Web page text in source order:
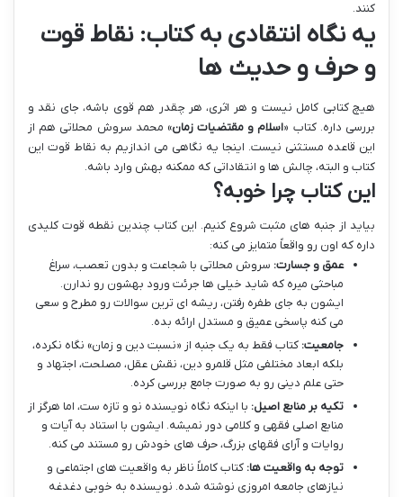
کنند.
یه نگاه انتقادی به کتاب: نقاط قوت
و حرف و حدیث ها
هیچ کتابی کامل نیست و هر اثری، هر چقدر هم قوی باشه، جای نقد و
بررسی داره. کتاب «اسلام و مقتضیات زمان» محمد سروش محلاتی هم از
این قاعده مستثنی نیست. اینجا یه نگاهی می اندازیم به نقاط قوت این
کتاب و البته، چالش ها و انتقاداتی که ممکنه بهش وارد باشه.
این کتاب چرا خوبه؟
بیاید از جنبه های مثبت شروع کنیم. این کتاب چندین نقطه قوت کلیدی
داره که اون رو واقعاً متمایز می کنه:
عمق و جسارت: سروش محلاتی با شجاعت و بدون تعصب، سراغ
مباحثی میره که شاید خیلی ها جرئت ورود بهشون رو ندارن.
ایشون به جای طفره رفتن، ریشه ای ترین سوالات رو مطرح و سعی
می کنه پاسخی عمیق و مستدل ارائه بده.
جامعیت: کتاب فقط به یک جنبه از «نسبت دین و زمان» نگاه نکرده،
بلکه ابعاد مختلفی مثل قلمرو دین، نقش عقل، مصلحت، اجتهاد و
حتی علم دینی رو به صورت جامع بررسی کرده.
تکیه بر منابع اصیل: با اینکه نگاه نویسنده نو و تازه ست، اما هرگز از
منابع اصلی فقهی و کلامی دور نمیشه. ایشون با استناد به آیات و
روایات و آرای فقهای بزرگ، حرف های خودش رو مستند می کنه.
توجه به واقعیت ها: کتاب کاملاً ناظر به واقعیت های اجتماعی و
نیازهای جامعه امروزی نوشته شده. نویسنده به خوبی دغدغه